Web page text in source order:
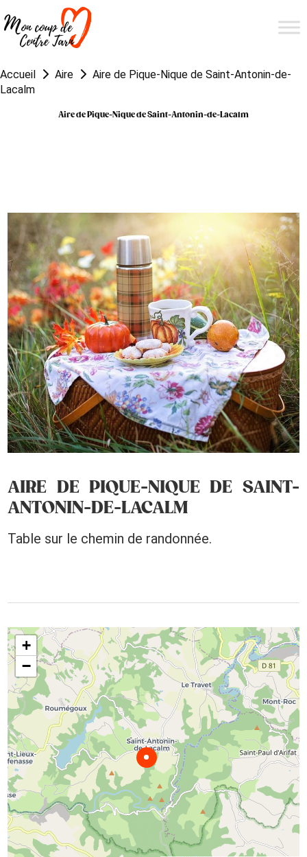
Accueil Aire
Aire de Pique-Nique de Saint-Antonin-de-
Lacalm
Aire de Pique-Nique de Saint-Antonin-de-Lacalm
AIRE DE PIQUE-NIQUE DE SAINT-
ANTONIN-DE-LACALM
Table sur le chemin de randonnée.
+
−